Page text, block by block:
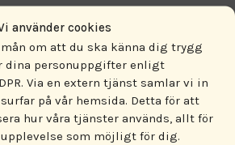
använder cookies
om att du ska känna dig trygg
dina personuppgifter enligt
Via en extern tjänst samlar vi in
på vår hemsida. Detta för att
hur våra tjänster används, allt för
som möjligt för dig.